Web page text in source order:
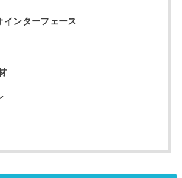
インターフェース